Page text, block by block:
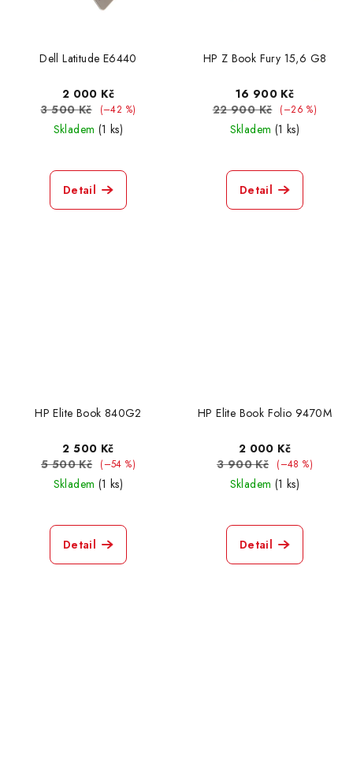
Dell Latitude E6440
2 000 Kč
3 500 Kč
(–42 %)
Skladem (1 ks)
Detail
HP Z Book Fury 15,6 G8
16 900 Kč
22 900 Kč (–26 %)
Skladem (1 ks)
Detail
HP Elite Book 840G2
2 500 Kč
5 500 Kč
(–54 %)
Skladem (1 ks)
Detail
HP Elite Book Folio 9470M
2 000 Kč
3 900 Kč
(–48 %)
Skladem (1 ks)
Detail